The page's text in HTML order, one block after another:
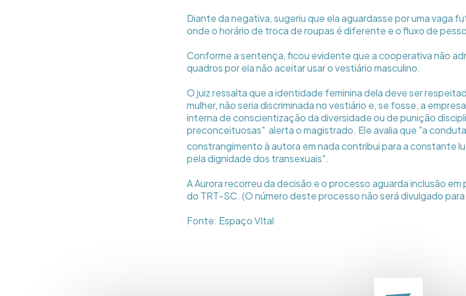
Diante da negativa, sugeriu que ela aguardasse por uma vaga
onde o horário de troca de roupas é diferente e o fluxo de
Conforme a sentença, ficou evidente que a cooperativa não
quadros por ela não aceitar usar o vestiário masculino.
O juiz ressalta que a identidade feminina dela deve ser
mulher, não seria discriminada no vestiário e, se fosse, a
interna de conscientização da diversidade ou de punição
preconceituosas"  alerta o magistrado. Ele avalia que "a
constrangimento à autora em nada contribui para a constante
pela dignidade dos transexuais".
A Aurora recorreu da decisão e o processo aguarda inclusão
do TRT-SC. (O número deste processo não será divulgado
Fonte: Espaço VItal